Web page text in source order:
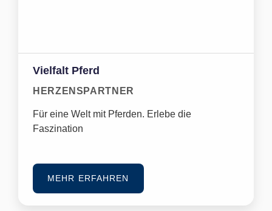
Vielfalt Pferd
HERZENSPARTNER
Für eine Welt mit Pferden. Erlebe die
Faszination
MEHR ERFAHREN